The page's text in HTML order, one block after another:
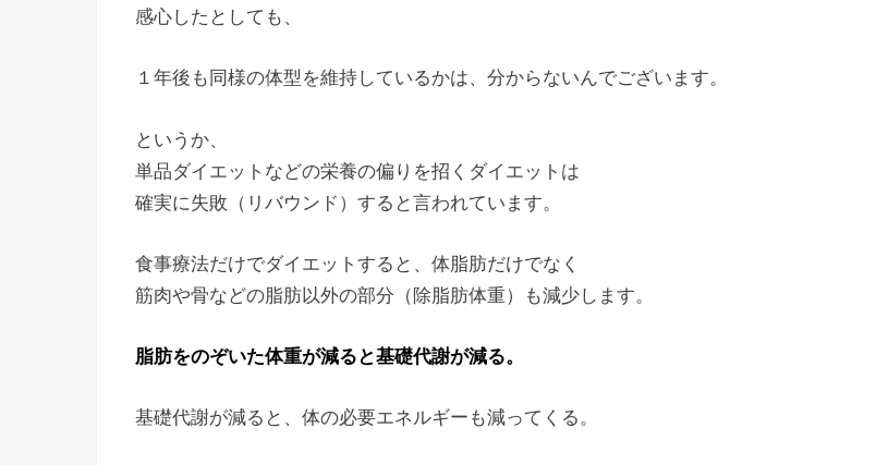
感心したとしても、
１年後も同様の体型を維持しているかは、分からないんでございます。
というか、
単品ダイエットなどの栄養の偏りを招くダイエットは
確実に失敗（リバウンド）すると言われています。
食事療法だけでダイエットすると、体脂肪だけでなく
筋肉や骨などの脂肪以外の部分（除脂肪体重）も減少します。
脂肪をのぞいた体重が減ると基礎代謝が減る。
基礎代謝が減ると、体の必要エネルギーも減ってくる。